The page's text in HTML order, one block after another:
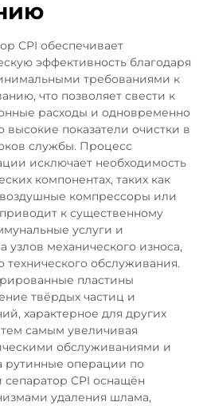
CPI обеспечивает
эффективность благодаря
требованиями к
что позволяет свести к
расходы и одновременно
высокие показатели очистки в
службы. Процесс
исключает необходимость
компонентах, таких как
компрессоры или
к существенному
услуги и
механического износа,
обслуживания.
пластины
твёрдых частиц и
характерное для других
самым увеличивая
обслуживаниями и
рутинные операции по
CPI оснащён
удаления шлама,